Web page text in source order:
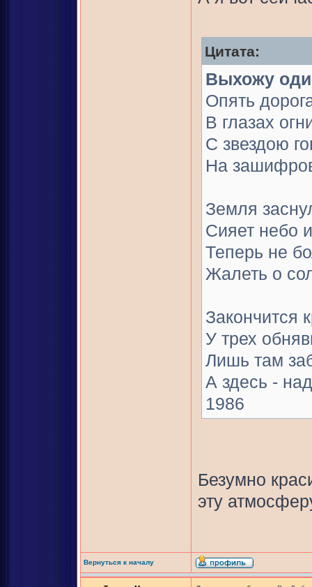
Цитата:
Выхожу
Опять
В глазах
С звездою
На
Земля
Сияет небо
Теперь не
Жалеть о
Закончится
У трех
Лишь там
А здесь -
1986
Безумно
эту
Вернуться к началу